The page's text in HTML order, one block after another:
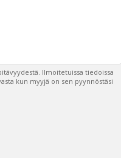
Ilmoitetuissa tiedoissa
kun myyjä on sen pyynnöstäsi